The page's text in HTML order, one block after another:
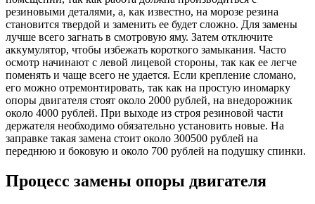
резиновыми деталями, а, как известно, на морозе резина
становится твердой и заменить ее будет сложно. Для замены
лучше всего загнать в смотровую яму. Затем отключите
аккумулятор, чтобы избежать короткого замыкания. Часто
осмотр начинают с левой лицевой стороны, так как ее легче
поменять и чаще всего не удается. Если крепление сломано,
его можно отремонтировать, так как на простую иномарку
опоры двигателя стоят около 2000 рублей, на внедорожник
около 4000 рублей. При выходе из строя резиновой части
держателя необходимо обязательно установить новые. На
заправке такая замена стоит около 300500 рублей на
переднюю и боковую и около 700 рублей на подушку спинки.
Процесс замены опоры двигателя